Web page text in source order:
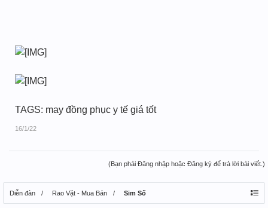
TAGS: may đồng phục y tế giá tốt
16/1/22
(Bạn phải Đăng nhập hoặc Đăng ký để trả lời bài viết.)
Diễn đàn Rao Vặt - Mua Bán Sim Số